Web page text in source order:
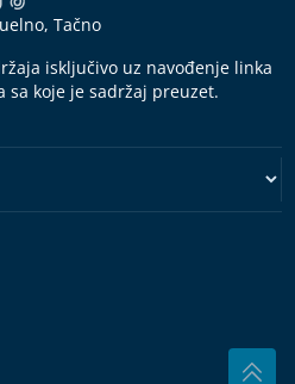
Tačno
isključivo uz navođenje linka
koje je sadržaj preuzet.